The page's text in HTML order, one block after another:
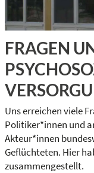
FRAGEN
Uns erreichen viele
Politiker*innen und
Akteur*innen
Geflüchteten. Hier
zusammengestellt.